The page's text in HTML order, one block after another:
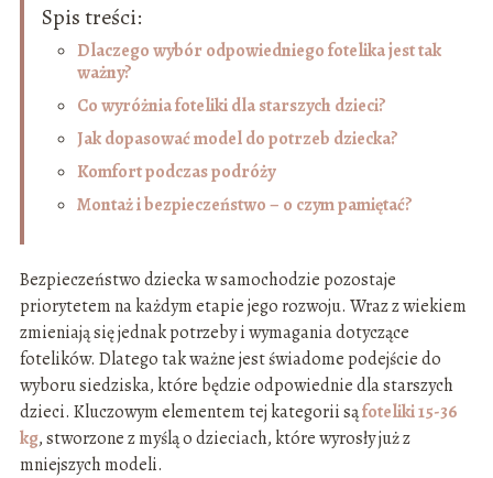
Spis treści:
Dlaczego wybór odpowiedniego fotelika jest tak
ważny?
Co wyróżnia foteliki dla starszych dzieci?
Jak dopasować model do potrzeb dziecka?
Komfort podczas podróży
Montaż i bezpieczeństwo – o czym pamiętać?
Bezpieczeństwo dziecka w samochodzie pozostaje
priorytetem na każdym etapie jego rozwoju. Wraz z wiekiem
zmieniają się jednak potrzeby i wymagania dotyczące
fotelików. Dlatego tak ważne jest świadome podejście do
wyboru siedziska, które będzie odpowiednie dla starszych
dzieci. Kluczowym elementem tej kategorii sąfoteliki 15-36
kg, stworzone z myślą o dzieciach, które wyrosły już z
mniejszych modeli.